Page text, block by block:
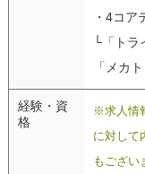
・4コア
└「トラ
「メカ
経験・資
格
※求人情
に対して
もござい